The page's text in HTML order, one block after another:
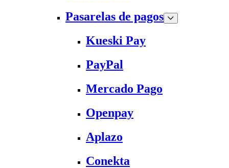
Pasarelas de pagos
Kueski Pay
PayPal
Mercado Pago
Openpay
Aplazo
Conekta